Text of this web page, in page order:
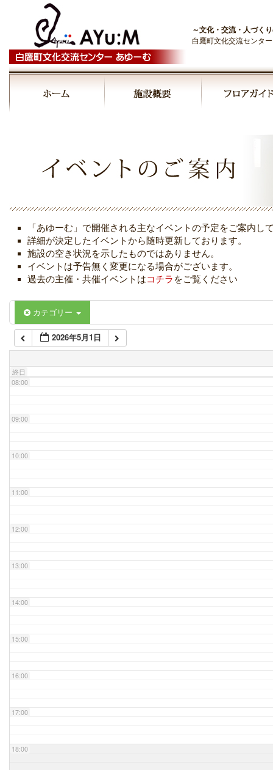
～文化・交流・人づく
白鷹町文化交流センタ
「あゆーむ」で開催される主なイベントの予定をご案内し
詳細が決定したイベントから随時更新しております。
施設の空き状況を示したものではありません。
イベントは予告無く変更になる場合がございます。
過去の主催・共催イベントはコチラ をご覧ください
カテゴリー
2026年5月1日
終日
04:00
06:00
07:00
08:00
09:00
10:00
11:00
12:00
13:00
14:00
15:00
16:00
17:00
18:00